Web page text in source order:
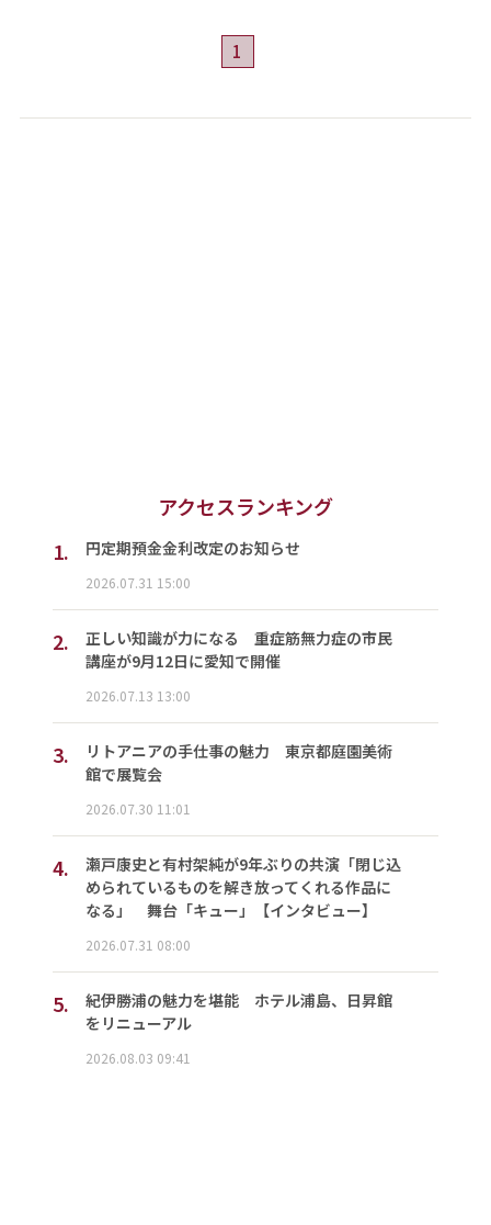
1
アクセスランキング
1.
円定期預金金利改定のお知らせ
2026.07.31 15:00
2.
正しい知識が力になる 重症筋無力症の市民
講座が9月12日に愛知で開催
2026.07.13 13:00
3.
リトアニアの手仕事の魅力 東京都庭園美術
館で展覧会
2026.07.30 11:01
4.
瀬戸康史と有村架純が9年ぶりの共演「閉じ込
められているものを解き放ってくれる作品に
なる」 舞台「キュー」【インタビュー】
2026.07.31 08:00
5.
紀伊勝浦の魅力を堪能 ホテル浦島、日昇館
をリニューアル
2026.08.03 09:41